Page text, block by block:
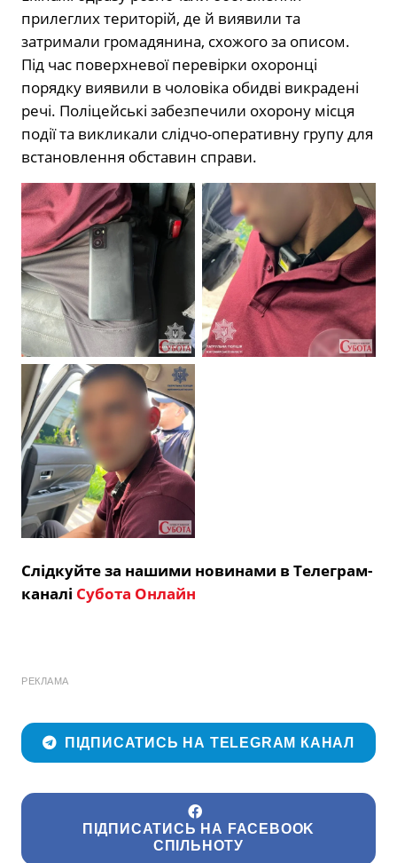
прилеглих територій, де й виявили та
затримали громадянина, схожого за описом.
Під час поверхневої перевірки охоронці
порядку виявили в чоловіка обидві викрадені
речі. Поліцейські забезпечили охорону місця
події та викликали слідчо-оперативну групу для
встановлення обставин справи.
Слідкуйте за нашими новинами в Телеграм-
каналі Субота Онлайн
РЕКЛАМА
ПІДПИСАТИСЬ НА TELEGRAM КАНАЛ
ПІДПИСАТИСЬ НА FACEBOOK
СПІЛЬНОТУ